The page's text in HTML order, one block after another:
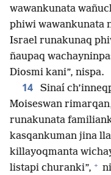
wawankunata
phiwi wawankunata
Israel runakunaq
ñaupaq
Diosmi kani”, nispa.
14 Sinaí
Moiseswan
runakunata
kasqankuman jina
killayoqmanta
listapi churanki”, +